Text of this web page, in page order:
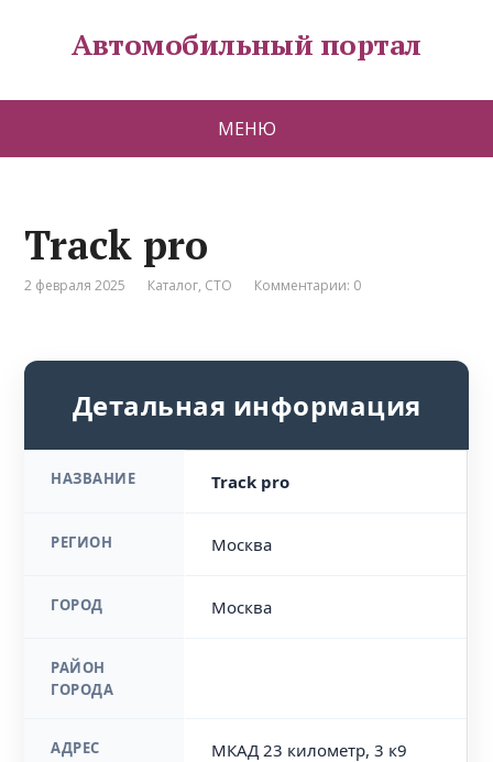
Автомобильный портал
МЕНЮ
Track pro
2 февраля 2025 Каталог, СТО Комментарии: 0
Детальная информация
НАЗВАНИЕ Track pro
РЕГИОН Москва
ГОРОД Москва
РАЙОН
ГОРОДА
АДРЕС МКАД 23 километр, 3 к9